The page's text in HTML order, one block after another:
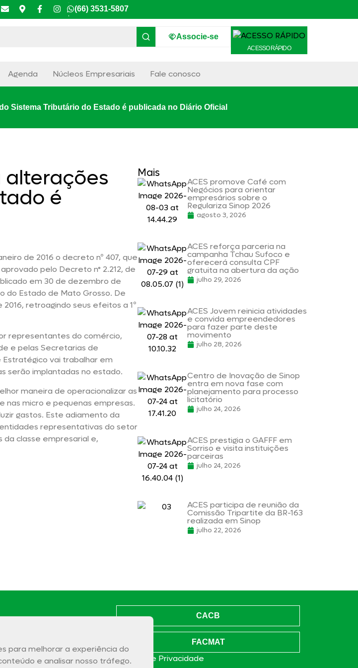
(66) 3531-5807
Associe-se
ACESSO RÁPIDO
Agenda Núcleos Empresariais Fale conosco
Sistema Tributário do Estado é publicada no Diário Oficial
alterações
é
de 2016 o decreto nº 407, que
pelo Decreto n° 2.212, de
em 30 de dezembro de
do Estado de Mato Grosso. De
retroagindo seus efeitos a 1º
representantes do comércio,
e pelas Secretarias de
vai trabalhar em
serão implantadas no estado.
maneira de operacionalizar as
nas micro e pequenas empresas.
gastos. Este adiamento da
representativas do setor
classe empresarial e,
Mais
ACES promove Café com
Negócios para orientar
empresários sobre o
Regulariza Sinop 2026
agosto 3, 2026
ACES reforça parceria na
campanha Tchau Sufoco e
oferecerá consulta CPF
gratuita na abertura da ação
julho 29, 2026
ACES Jovem reinicia atividades
e convida empreendedores
para fazer parte deste
movimento
julho 28, 2026
Centro de Inovação de Sinop
entra em nova fase com
planejamento para processo
licitatório
julho 24, 2026
ACES prestigia o GAFFF em
Sorriso e visita instituições
parceiras
julho 24, 2026
ACES participa de reunião da
Comissão Tripartite da BR-163
realizada em Sinop
julho 22, 2026
St. Comercial Sinop - MT CEP:
CACB
FACMAT
Política de Privacidade
para melhorar a experiência do
e analisar nosso tráfego.